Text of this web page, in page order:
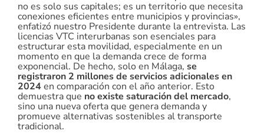
no es solo sus capitales; es un territorio que necesita
conexiones eficientes entre municipios y provincias»,
enfatizó nuestro Presidente durante la entrevista. Las
licencias VTC interurbanas son esenciales para
estructurar esta movilidad, especialmente en un
momento en que la demanda crece de forma
exponencial. De hecho, solo en Málaga, se
registraron 2 millones de servicios adicionales en
2024en comparación con el año anterior. Esto
demuestra que no existe saturación del mercado,
sino una nueva oferta que genera demanda y
promueve alternativas sostenibles al transporte
tradicional.